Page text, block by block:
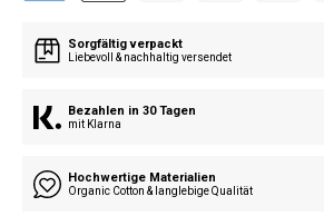
Sorgfältig verpackt
Liebevoll & nachhaltig versendet
Bezahlen in 30 Tagen
mit Klarna
Hochwertige Materialien
Organic Cotton & langlebige Qualität